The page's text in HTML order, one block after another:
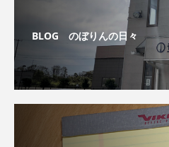
BLOG のぼりんの日々